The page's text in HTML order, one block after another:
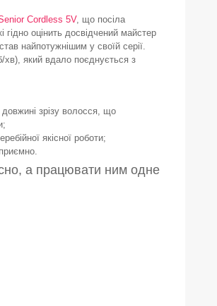
Cordless 5V, що посіла
гідно оцінить досвідчений майстер
найпотужнішим у своїй серії.
який вдало поєднується з
зрізу волосся, що
якісної роботи;
а працювати ним одне